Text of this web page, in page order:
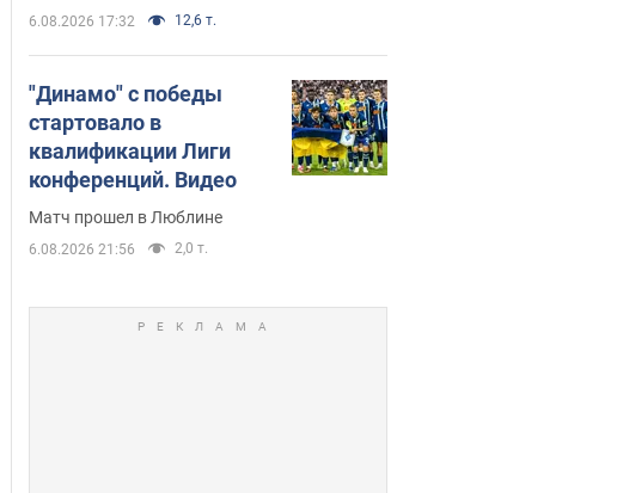
6.08.2026 17:32 12,6 т.
"Динамо" с победы
стартовало в
квалификации Лиги
конференций. Видео
Матч прошел в Люблине
6.08.2026 21:56 2,0 т.